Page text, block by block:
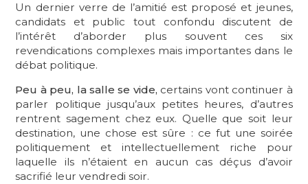
Un dernier verre de l’amitié est proposé et jeunes,
candidats et public tout confondu discutent de
l’intérêt d’aborder plus souvent ces six
revendications complexes mais importantes dans le
débat politique.
Peu à peu, la salle se vide, certains vont continuer à
parler politique jusqu’aux petites heures, d’autres
rentrent sagement chez eux. Quelle que soit leur
destination, une chose est sûre : ce fut une soirée
politiquement et intellectuellement riche pour
laquelle ils n’étaient en aucun cas déçus d’avoir
sacrifié leur vendredi soir.